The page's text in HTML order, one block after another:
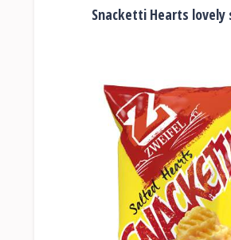
Snacketti Hearts lovely